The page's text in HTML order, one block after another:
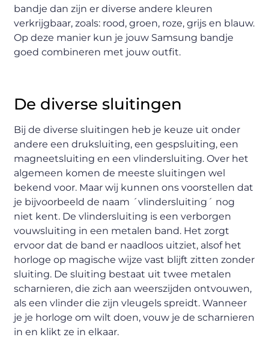
bandje dan zijn er diverse andere kleuren
verkrijgbaar, zoals: rood, groen, roze, grijs en blauw.
Op deze manier kun je jouw Samsung bandje
goed combineren met jouw outfit.
De diverse sluitingen
Bij de diverse sluitingen heb je keuze uit onder
andere een druksluiting, een gespsluiting, een
magneetsluiting en een vlindersluiting. Over het
algemeen komen de meeste sluitingen wel
bekend voor. Maar wij kunnen ons voorstellen dat
je bijvoorbeeld de naam ´vlindersluiting´ nog
niet kent. De vlindersluiting is een verborgen
vouwsluiting in een metalen band. Het zorgt
ervoor dat de band er naadloos uitziet, alsof het
horloge op magische wijze vast blijft zitten zonder
sluiting. De sluiting bestaat uit twee metalen
scharnieren, die zich aan weerszijden ontvouwen,
als een vlinder die zijn vleugels spreidt. Wanneer
je je horloge om wilt doen, vouw je de scharnieren
in en klikt ze in elkaar.